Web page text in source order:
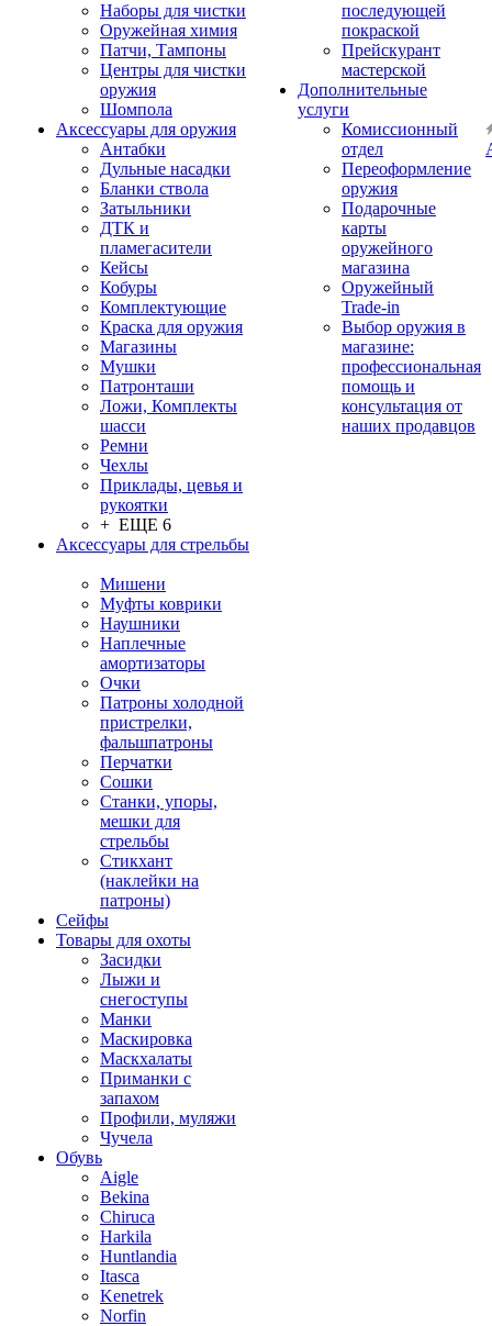
Наборы для чистки
Оружейная химия
Патчи, Тампоны
Центры для чистки
оружия
Шомпола
Аксессуары для оружия
Антабки
Дульные насадки
Бланки ствола
Затыльники
ДТК и
пламегасители
Кейсы
Кобуры
Комплектующие
Краска для оружия
Магазины
Мушки
Патронташи
Ложи, Комплекты
шасси
Ремни
Чехлы
Приклады, цевья и
рукоятки
+ ЕЩЕ 6
Аксессуары для стрельбы
Мишени
Муфты коврики
Наушники
Наплечные
амортизаторы
Очки
Патроны холодной
пристрелки,
фальшпатроны
Перчатки
Сошки
Станки, упоры,
мешки для
стрельбы
Стикхант
(наклейки на
патроны)
Сейфы
Товары для охоты
Засидки
Лыжи и
снегоступы
Манки
Маскировка
Маскхалаты
Приманки с
запахом
Профили, муляжи
Чучела
Обувь
Aigle
Bekina
Chiruсa
Harkila
Huntlandia
Itasca
Kenetrek
Norfin
последующей
покраской
Прейскурант
мастерской
Дополнительные
услуги
Комиссионный
отдел
Переоформление
оружия
Подарочные
карты
оружейного
магазина
Оружейный
Trade-in
Выбор оружия в
магазине:
профессиональная
помощь и
консультация от
наших продавцов